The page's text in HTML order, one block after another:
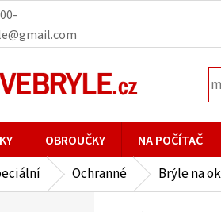
OBROUČKY NA POČÍTAČ
Ochranné Brýle na